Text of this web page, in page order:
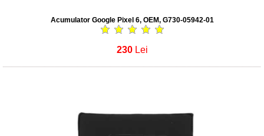
Acumulator Google Pixel 6, OEM, G730-05942-01
230 Lei